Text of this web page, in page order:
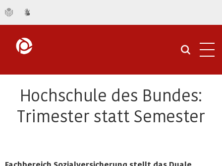
Hochschule des Bundes:
Trimester statt Semester